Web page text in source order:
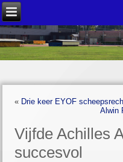
« Drie keer EYOF
Alwin
Vijfde Achilles
succesvol